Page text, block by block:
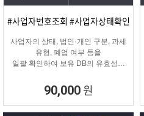
#사업자번호조회 #사업자상태확인
사업자의 상태, 법인·개인 구분, 과세
유형, 폐업 여부 등을
일괄 확인하여 보유 DB의 유효성을
프로그램
90,000 원